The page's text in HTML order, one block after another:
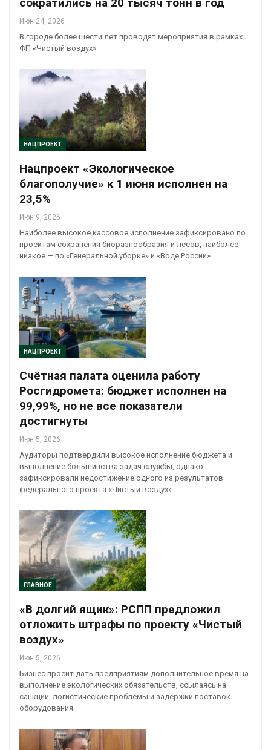
сократились на 20 тысяч тонн в год
Июн 24, 2026
В городе более шести лет проводят мероприятия в рамках
ФП «Чистый воздух»
НАЦПРОЕКТ
Нацпроект «Экологическое
благополучие» к 1 июня исполнен на
23,5%
Июн 9, 2026
Наиболее высокое кассовое исполнение зафиксировано по
проектам сохранения биоразнообразия и лесов, наиболее
низкое — по «Генеральной уборке» и «Воде России»
НАЦПРОЕКТ
Счётная палата оценила работу
Росгидромета: бюджет исполнен на
99,99%, но не все показатели
достигнуты
Июн 5, 2026
Аудиторы подтвердили высокое исполнение бюджета и
выполнение большинства задач службы, однако
зафиксировали недостижение одного из результатов
федерального проекта «Чистый воздух»
ГЛАВНОЕ
«В долгий ящик»: РСПП предложил
отложить штрафы по проекту «Чистый
воздух»
Июн 5, 2026
Бизнес просит дать предприятиям дополнительное время на
выполнение экологических обязательств, ссылаясь на
санкции, логистические проблемы и задержки поставок
оборудования